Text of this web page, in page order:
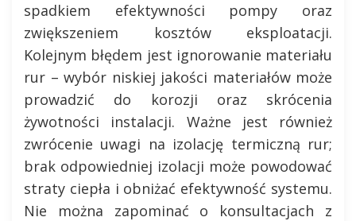
spadkiem efektywności pompy oraz
zwiększeniem kosztów eksploatacji.
Kolejnym błędem jest ignorowanie materiału
rur – wybór niskiej jakości materiałów może
prowadzić do korozji oraz skrócenia
żywotności instalacji. Ważne jest również
zwrócenie uwagi na izolację termiczną rur;
brak odpowiedniej izolacji może powodować
straty ciepła i obniżać efektywność systemu.
Nie można zapominać o konsultacjach z